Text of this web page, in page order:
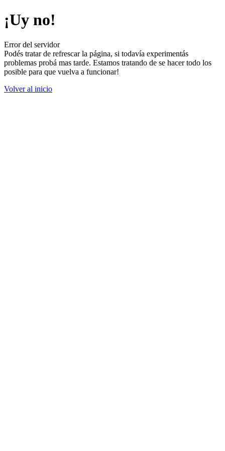
¡Uy no!
Error del servidor
Podés tratar de refrescar la página, si todavía experimentás
problemas probá mas tarde. Estamos tratando de se hacer todo los
posible para que vuelva a funcionar!
Volver al inicio